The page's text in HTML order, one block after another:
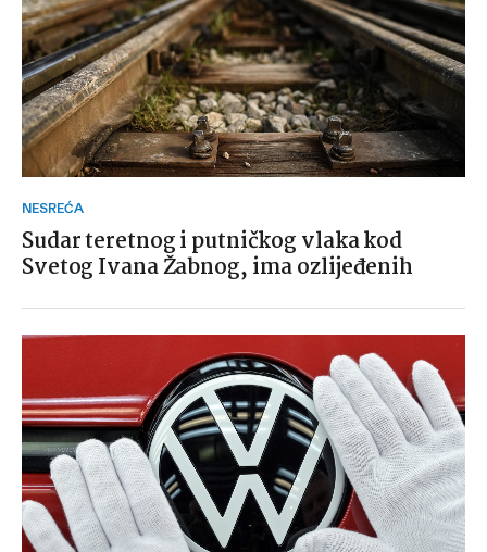
NESREĆA
Sudar teretnog i putničkog vlaka kod
Svetog Ivana Žabnog, ima ozlijeđenih